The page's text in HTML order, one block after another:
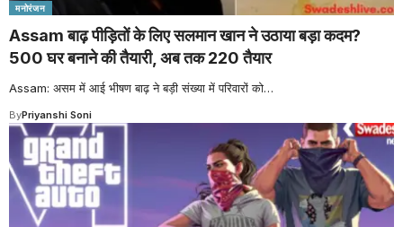
मनोरंजन
Assam बाढ़ पीड़ितों के लिए सलमान खान ने उठाया बड़ा कदम?
500 घर बनाने की तैयारी, अब तक 220 तैयार
Assam: असम में आई भीषण बाढ़ ने बड़ी संख्या में परिवारों को…
ByPriyanshi Soni